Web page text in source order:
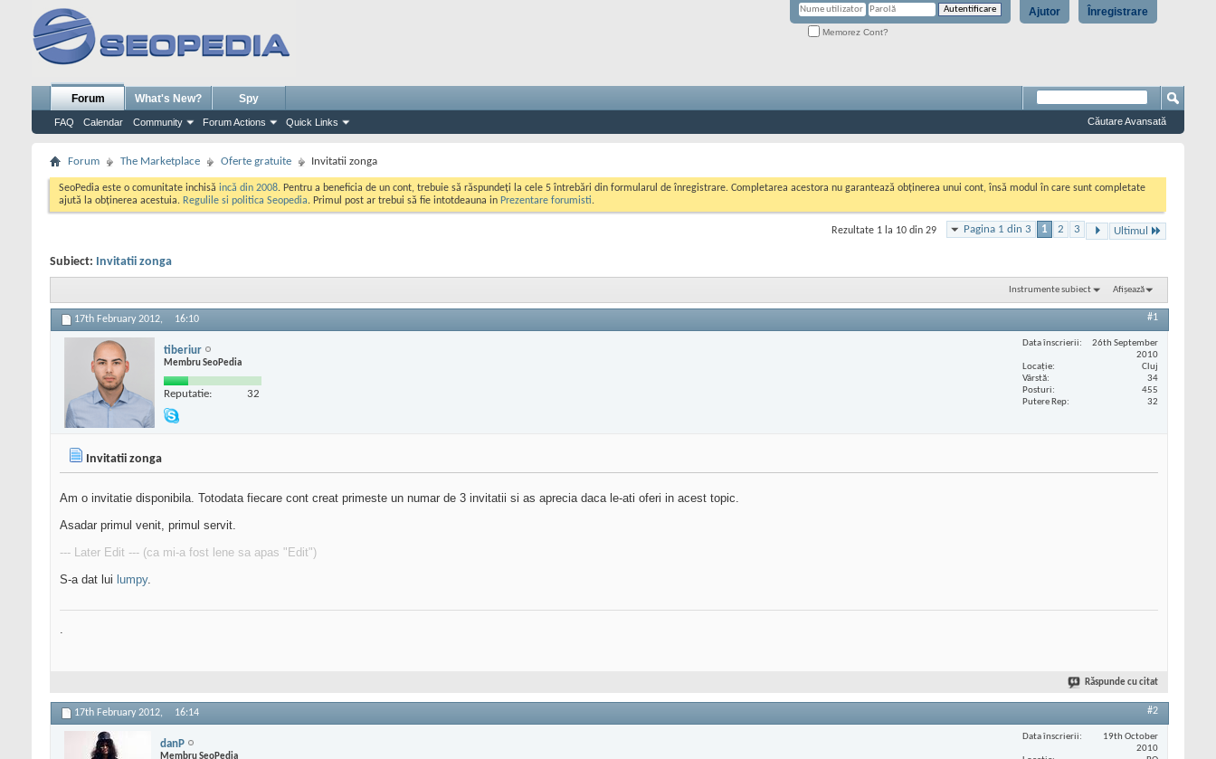
Înregistrare
Ajutor
Memorez Cont?
Forum
FAQ Calendar Community Forum Actions Quick Links
What's New? Spy
Căutare Avansată
Forum The Marketplace Oferte gratuite Invitatii zonga
SeoPedia este o comunitate inchisă incă din 2008. Pentru a beneficia de un cont, trebuie să răspundeți la cele 5 întrebări din formularul de înregistrare. Completarea acestora nu garantează obținerea unui cont, însă modul în care sunt completate
ajută la obținerea acestuia. Regulile si politica Seopedia. Primul post ar trebui să fie intotdeauna in Prezentare forumisti.
Pagina 1 din 3 1 2 3 Ultimul
Rezultate 1 la 10 din 29
Subiect: Invitatii zonga
Instrumente subiect Afișează
17th February 2012, 16:10 #1
tiberiur
Membru SeoPedia
Reputatie: 32
Data înscrierii
26th September
2010
Locaţie
Cluj
Vârstă
34
Posturi
455
Putere Rep
32
Invitatii zonga
Am o invitatie disponibila. Totodata fiecare cont creat primeste un numar de 3 invitatii si as aprecia daca le-ati oferi in acest topic.
Asadar primul venit, primul servit.
--- Later Edit --- (ca mi-a fost lene sa apas "Edit")
S-a dat lui lumpy.
.
Răspunde cu citat
17th February 2012, 16:14 #2
danP
Membru SeoPedia
Data înscrierii
19th October
2010